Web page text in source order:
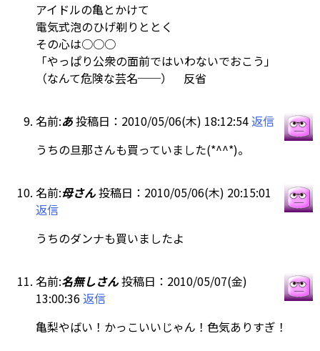
アイドルの亀とかけて
電気式泡のひげ剃りととく
その心は○○○
「やっぱり公衆の面前ではいわないでおこう」
（なんて危険な芸名──） 反省
名前:あ投稿日：2010/05/06(木) 18:12:54返信
うちの旦那さんも買っていました(*^^*)。
名前:母さん投稿日：2010/05/06(木) 20:15:01
返信
うちのダンナも買いましたよ
名前:名無しさん投稿日：2010/05/07(金)
13:00:36返信
亀梨やばい！かっこいいじゃん！色気ありすぎ！